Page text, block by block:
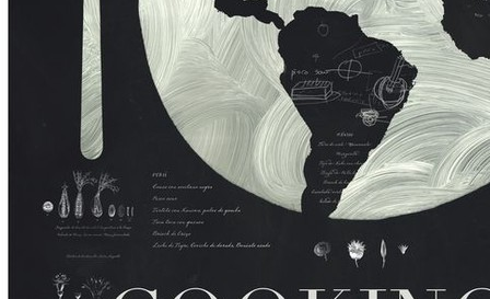
POTWIERDŹ ADRES EMAIL
Wyrażam zgodę na przetwarzanie danych osobowych
w celu skorzystania z usługi newsletter.
Administratorem danych osobowych jest Centrum
Kultury ZAMEK z siedzibą w Poznaniu. Zapoznałem/am
się z informacjami dotyczącymi przetwarzania danych
osobowych, które są zawarte w